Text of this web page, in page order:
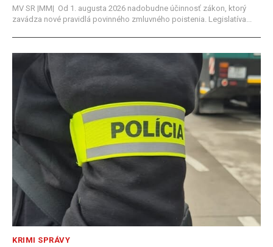
MV SR |MM| Od 1. augusta 2026 nadobudne účinnosť zákon, ktorý
zavádza nové pravidlá povinného zmluvného poistenia. Legislatíva...
KRIMI SPRÁVY